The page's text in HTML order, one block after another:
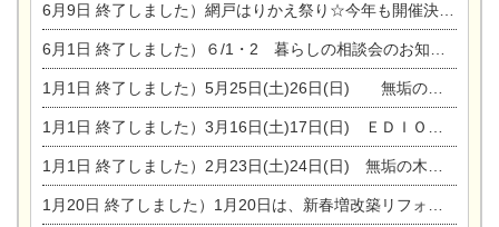
6月9日 終了しました）網戸はりかえ祭り☆今年も開催決定！
6月1日 終了しました）６/1・2 暮らしの相談会のお知らせ
1月1日 終了しました）5月25日(土)26日(日) 無垢の木の家体感見学会開催☆
1月1日 終了しました）3月16日(土)17日(日) ＥＤＩＯＮ東陽住建でんき館 総決算まつり
1月1日 終了しました）2月23日(土)24日(日) 無垢の木の家 完成見学会
1月20日 終了しました）1月20日は、新春増改築リフォームまつり＆家の修理祭り＆家電まつりです。